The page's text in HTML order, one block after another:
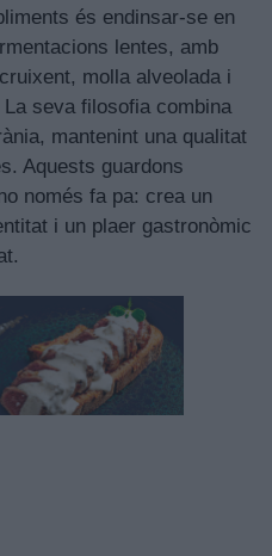
és endinsar-se en
lentes, amb
molla alveolada i
seva filosofia combina
mantenint una qualitat
Aquests guardons
només fa pa: crea un
i un plaer gastronòmic